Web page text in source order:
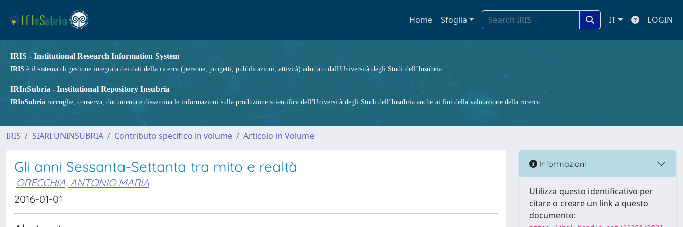
Home Sfoglia IT LOGIN
IRIS - Institutional Research Information System
IRIS è il sistema di gestione integrata dei dati della ricerca (persone, progetti, pubblicazioni, attività) adottato dall'Università degli Studi dell’Insubria.
IRInSubria - Institutional Repository Insubria
IRInSubria raccoglie, conserva, documenta e dissemina le informazioni sulla produzione scientifica dell'Università degli Studi dell’Insubria anche ai fini della valutazione della ricerca.
IRIS SIARI UNINSUBRIA Contributo specifico in volume Articolo in Volume
Gli anni Sessanta-Settanta tra mito e realtà
ORECCHIA, ANTONIO MARIA
2016-01-01
Informazioni
Utilizza questo identificativo per
citare o creare un link a questo
documento: